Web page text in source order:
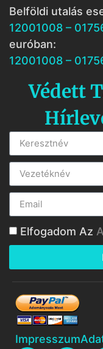
Belföldi utalás
12001008 –
euróban:
12001008 –
Védett
Elfogadom Az
Impresszum